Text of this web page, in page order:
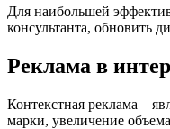
Для наибольшей
консультанта, обновить
Реклама в
Контекстная реклама –
марки, увеличение